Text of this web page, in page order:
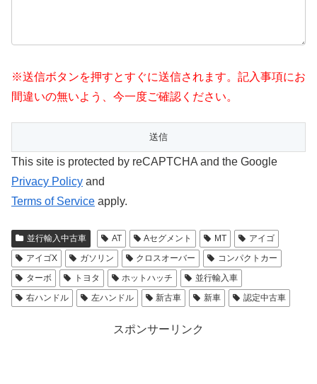
※送信ボタンを押すとすぐに送信されます。記入事項にお
間違いの無いよう、今一度ご確認ください。
This site is protected by reCAPTCHA and the Google
Privacy Policy and
Terms of Service apply.
並行輸入中古車 AT Aセグメント MT
アイゴ
アイゴX
ガソリン クロスオーバー
コンパクトカー
ターボ
トヨタ ホットハッチ
並行輸入車
右ハンドル
左ハンドル 新古車 新車 認定中古車
スポンサーリンク